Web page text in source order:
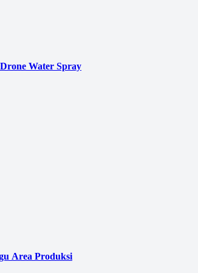
Water Spray
Area Produksi